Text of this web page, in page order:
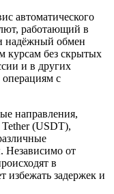
автоматического
работающий в
надёжный обмен
курсам без скрытых
и в других
операциям с
направления,
(USDT),
Независимо от
в
избежать задержек и